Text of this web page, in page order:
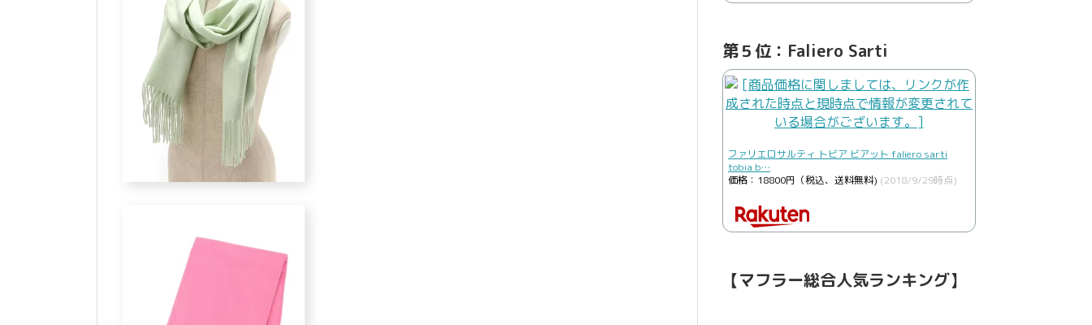
第５位：Faliero Sarti
ファリエロサルティ トビア ビアット faliero sarti
tobia b…
価格：18800円（税込、送料無料) (2018/9/29時点)
【マフラー総合人気ランキング】